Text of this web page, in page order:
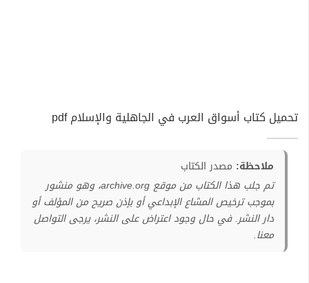
تحميل كتاب أسواق العرب في الجاهلية والإسلام pdf
ملاحظة: مصدر الكتاب
تم جلب هذا الكتاب من موقع archive.org، وهو منشور
بموجب ترخيص المشاع الإبداعي أو بإذن صريح من المؤلف أو
دار النشر. في حال وجود اعتراض على النشر، يرجى التواصل
معنا.